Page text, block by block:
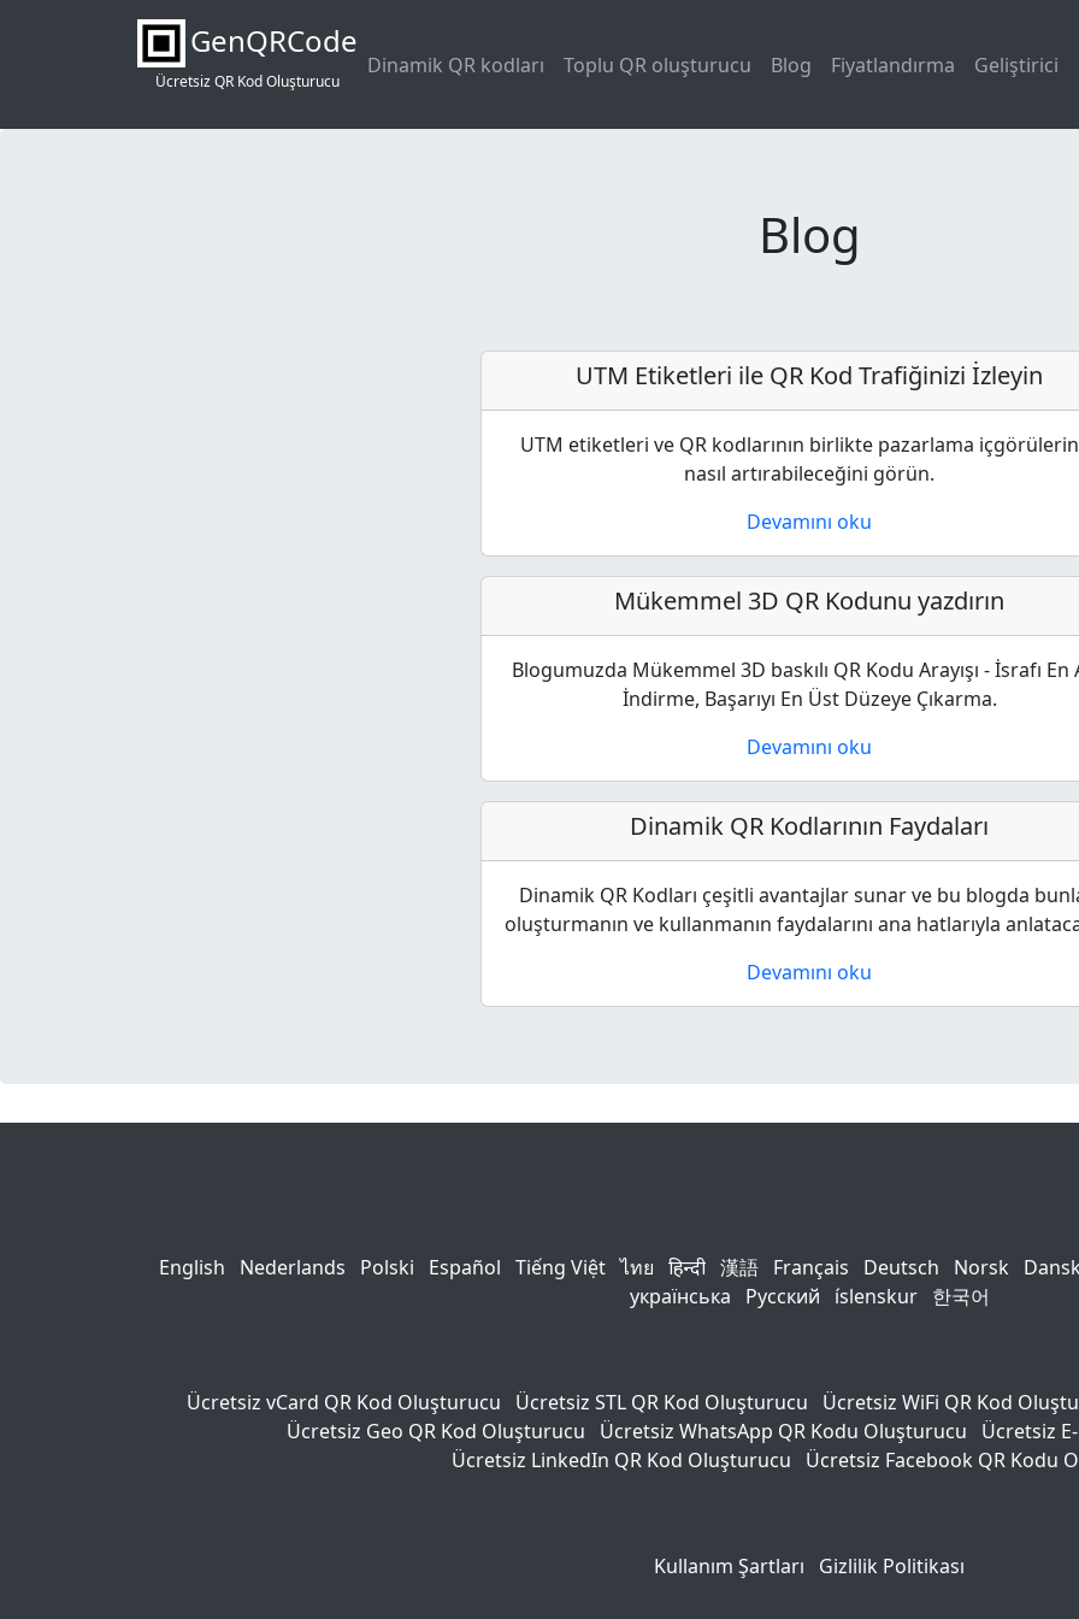
GenQRCode
Ücretsiz QR Kod Oluşturucu
Dinamik QR kodları Toplu QR oluşturucu Blog Fiyatlandırma Geliştirici
Blog
UTM Etiketleri ile QR Kod Trafiğinizi İzleyin
UTM etiketleri ve QR kodlarının birlikte pazarlama
nasıl artırabileceğini görün.
Devamını oku
Mükemmel 3D QR Kodunu yazdırın
Blogumuzda Mükemmel 3D baskılı QR Kodu Arayışı - İsrafı En
İndirme, Başarıyı En Üst Düzeye Çıkarma.
Devamını oku
Dinamik QR Kodlarının Faydaları
Dinamik QR Kodları çeşitli avantajlar sunar ve bu blogda
oluşturmanın ve kullanmanın faydalarını ana hatlarıyla
Devamını oku
English Nederlands Polski Español Tiếng Việt ไทย हिन्दी 漢語 Français Deutsch Norsk Dansk
українська
Русский íslenskur 한국어
Ücretsiz vCard QR Kod Oluşturucu Ücretsiz STL QR Kod Oluşturucu Ücretsiz WiFi QR Kod
Ücretsiz Geo QR Kod Oluşturucu
Ücretsiz WhatsApp QR Kodu Oluşturucu
Ücretsiz
Ücretsiz LinkedIn QR Kod Oluşturucu
Ücretsiz Facebook QR Kodu
Kullanım Şartları Gizlilik Politikası